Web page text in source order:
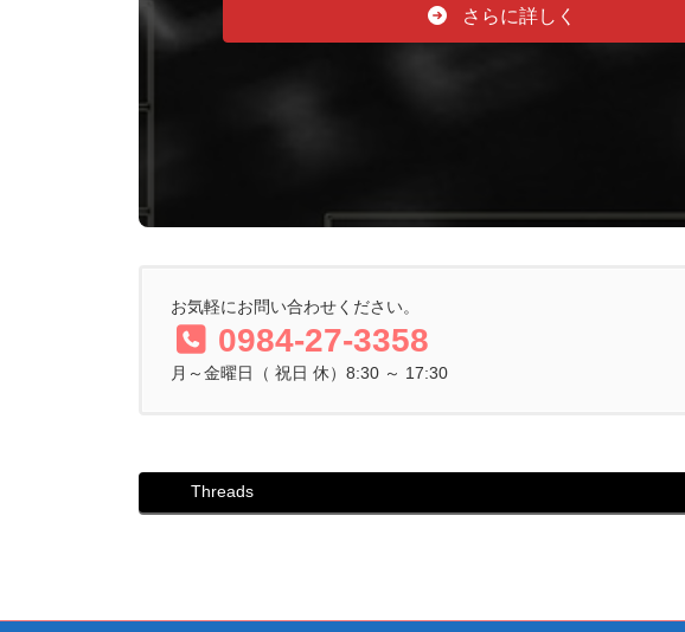
さらに詳しく
お気軽にお問い合わせください。
0984-27-3358
月～金曜日（ 祝日 休）8:30 ～ 17:30
Threads